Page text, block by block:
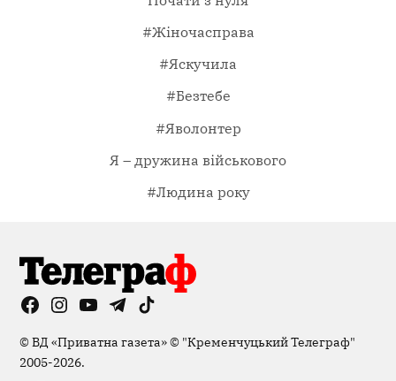
#Жіночасправа
#Яскучила
#Безтебе
#Яволонтер
Я – дружина військового
#Людина року
FacebookInstagram
YouTubeTelegramTikTok
©ВД «Приватна газета»© "Кременчуцький Телеграф"
2005-2026.